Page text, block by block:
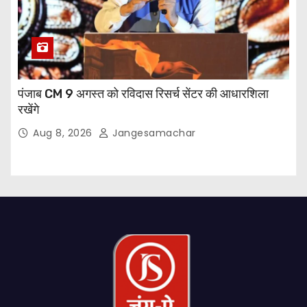
पंजाब CM 9 अगस्त को रविदास रिसर्च सेंटर की आधारशिला
रखेंगे
Aug 8, 2026 Jangesamachar